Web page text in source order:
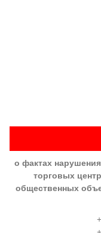
о фактах
торговых
общественных